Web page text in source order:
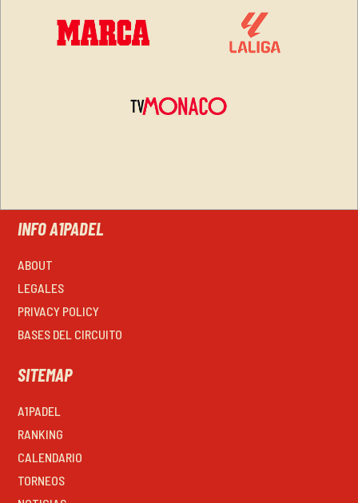
INFO A1PADEL
ABOUT
LEGALES
PRIVACY POLICY
BASES DEL CIRCUITO
SITEMAP
A1PADEL
RANKING
CALENDARIO
TORNEOS